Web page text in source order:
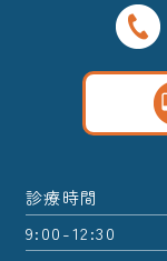
診療時間
9:00-12:30